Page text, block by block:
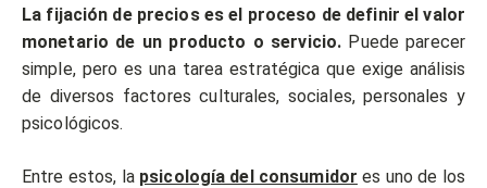
La fijación de precios es el proceso de definir el valor
monetario de un producto o servicio. Puede parecer
simple, pero es una tarea estratégica que exige análisis
de diversos factores culturales, sociales, personales y
psicológicos.
Entre estos, la psicología del consumidor es uno de los